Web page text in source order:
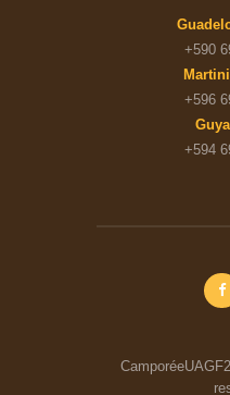
+590
+596
+594